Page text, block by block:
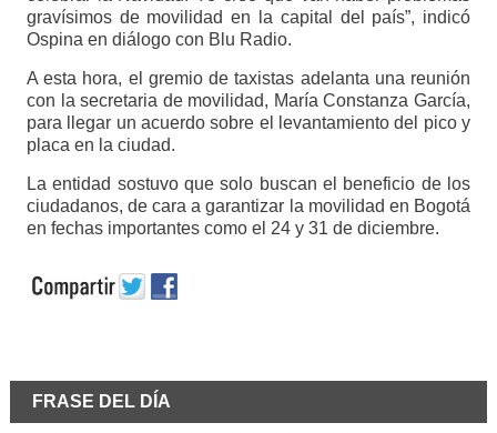
gravísimos de movilidad en la capital del país”, indicó
Ospina en diálogo con Blu Radio.
A esta hora, el gremio de taxistas adelanta una reunión
con la secretaria de movilidad, María Constanza García,
para llegar un acuerdo sobre el levantamiento del pico y
placa en la ciudad.
La entidad sostuvo que solo buscan el beneficio de los
ciudadanos, de cara a garantizar la movilidad en Bogotá
en fechas importantes como el 24 y 31 de diciembre.
FRASE DEL DÍA